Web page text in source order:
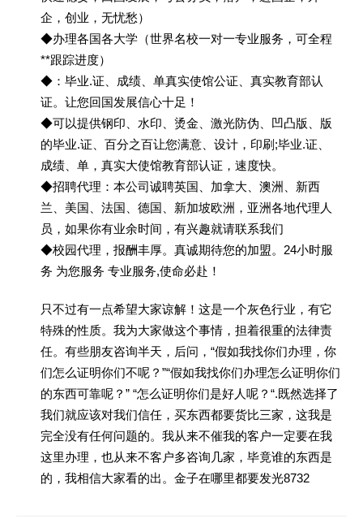
企，创业，无忧愁）
◆办理各国各大学（世界名校一对一专业服务，可全程
**跟踪进度）
◆：毕业.证、成绩、单真实使馆公证、真实教育部认
证。让您回国发展信心十足！
◆可以提供钢印、水印、烫金、激光防伪、凹凸版、版
的毕业.证、百分之百让您满意、设计，印刷;毕业.证、
成绩、单，真实大使馆教育部认证，速度快。
◆招聘代理：本公司诚聘英国、加拿大、澳洲、新西
兰、美国、法国、德国、新加坡欧洲，亚洲各地代理人
员，如果你有业余时间，有兴趣就请联系我们
◆校园代理，报酬丰厚。真诚期待您的加盟。24小时服
务 为您服务 专业服务,使命必赴！
只不过有一点希望大家谅解！这是一个灰色行业，有它
特殊的性质。我为大家做这个事情，担着很重的法律责
任。有些朋友咨询半天，后问，“假如我找你们办理，你
们怎么证明你们不呢？”“假如我找你们办理怎么证明你们
的东西可靠呢？” “怎么证明你们是好人呢？“.既然选择了
我们就应该对我们信任，买东西都要货比三家，这我是
完全没有任何问题的。我从来不催我的客户一定要在我
这里办理，也从来不客户多咨询几家，毕竟谁的东西是
的，我相信大家看的出。金子在哪里都要发光8732